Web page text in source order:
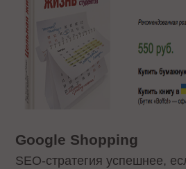
Google Shopping
SEO-стратегия успешнее,